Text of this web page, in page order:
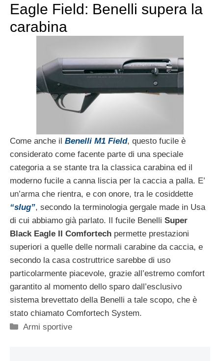
Eagle Field: Benelli supera la
carabina
Come anche il Benelli M1 Field, questo fucile è
considerato come facente parte di una speciale
categoria a se stante tra la classica carabina ed il
moderno fucile a canna liscia per la caccia a palla. E’
un’arma che rientra, e con onore, tra le cosiddette
“slug”, secondo la terminologia gergale made in Usa
di cui abbiamo già parlato. Il fucile Benelli Super
Black Eagle II Comfortech permette prestazioni
superiori a quelle delle normali carabine da caccia, e
secondo la casa costruttrice sarebbe di uso
particolarmente piacevole, grazie all’estremo comfort
garantito al momento dello sparo dall’esclusivo
sistema brevettato della Benelli a tale scopo, che è
stato chiamato Comfortech System.
Categorie
Armi sportive